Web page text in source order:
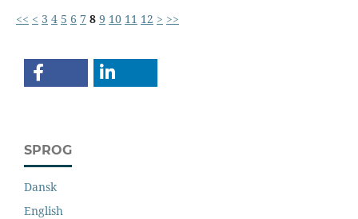
<< < 3 4 5 6 7 8 9 10 11 12 > >>
SPROG
Dansk
English